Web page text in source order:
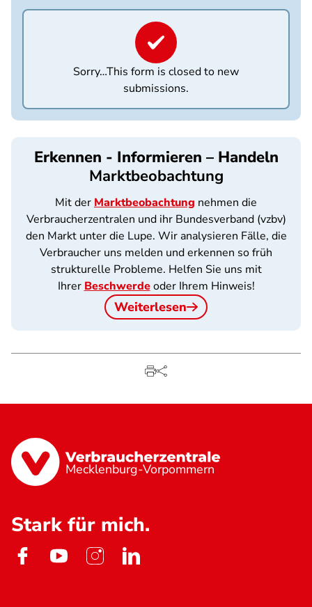
Statusmeldung
Sorry…This form is closed to new
submissions.
Erkennen - Informieren – Handeln
Marktbeobachtung
Mit der Marktbeobachtung nehmen die
Verbraucherzentralen und ihr Bundesverband (vzbv)
den Markt unter die Lupe. Wir analysieren Fälle, die
Verbraucher uns melden und erkennen so früh
strukturelle Probleme. Helfen Sie uns mit
Ihrer Beschwerdeoder Ihrem Hinweis!
Weiterlesen
Mecklenburg-Vorpommern
Stark für mich.